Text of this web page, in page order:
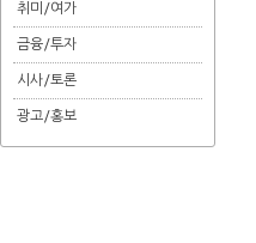
취미/여가
금융/투자
시사/토론
광고/홍보